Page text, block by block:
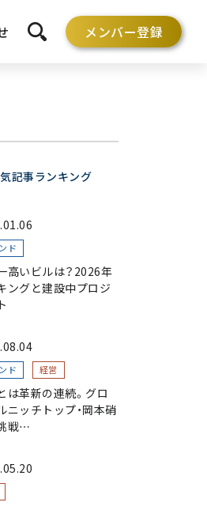
検索を開く メンバー登録
記事ランキング
ド
高いビルは？2026年
ングと建設中プロジ
ド 経営
は革新の連続。グロ
ニッチトップ・岡本硝
戦
こだわり、ガラスを超
営戦略～